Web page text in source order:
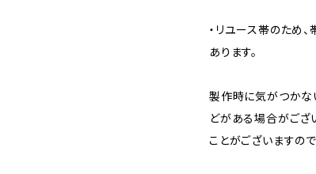
・リユース帯のため
あります。
製作時に気がつかな
どがある場合がござ
ことがございますの